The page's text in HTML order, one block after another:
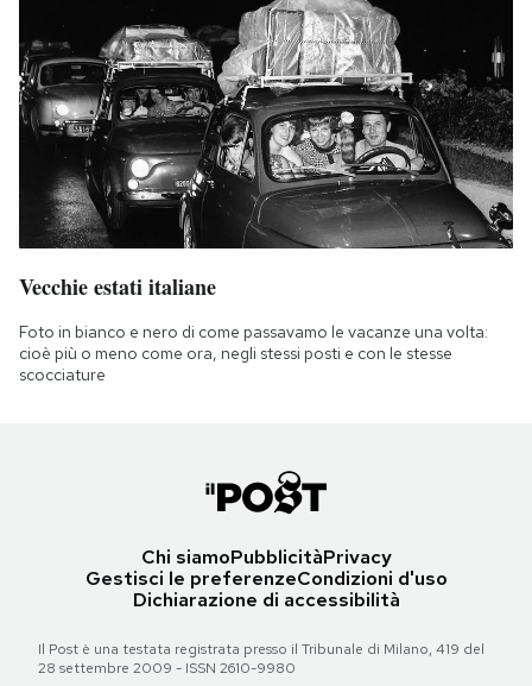
Vecchie estati italiane
Foto in bianco e nero di come passavamo le vacanze una volta:
cioè più o meno come ora, negli stessi posti e con le stesse
scocciature
Chi siamoPubblicitàPrivacy
Gestisci le preferenzeCondizioni d'uso
Dichiarazione di accessibilità
Il Post è una testata registrata presso il Tribunale di Milano, 419 del
28 settembre 2009 - ISSN 2610-9980